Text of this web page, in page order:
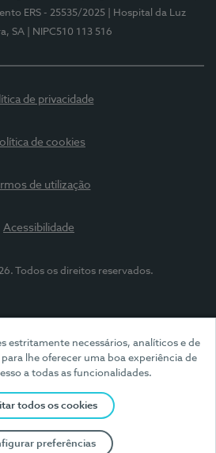
estritamente necessários, analíticos e de
lhe oferecer uma boa experiência de
a todas as funcionalidades.
todos os cookies
preferências
ERS - 25535/2025
| Hospital da Luz
SA
| NIPC510 113 516
de privacidade
de cookies
de utilização
Acessibilidade
Todos os direitos reservados.